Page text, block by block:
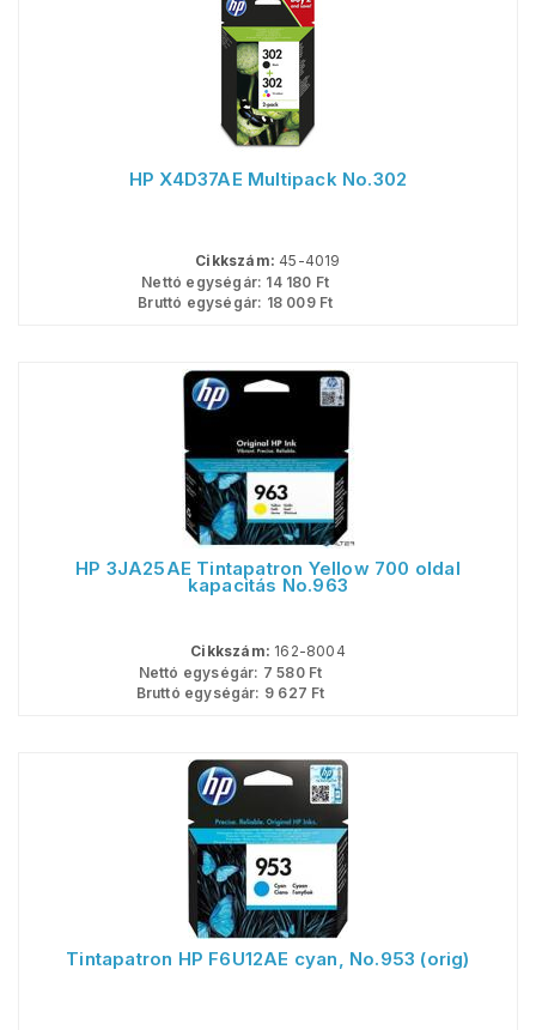
HP X4D37AE Multipack No.302
Cikkszám: 45-4019
Nettó egységár: 14 180 Ft
Bruttó egységár: 18 009Ft
HP 3JA25AE Tintapatron Yellow 700 oldal
kapacitás No.963
Cikkszám: 162-8004
Nettó egységár: 7 580Ft
Bruttó egységár: 9 627 Ft
Tintapatron HP F6U12AE cyan, No.953 (orig)